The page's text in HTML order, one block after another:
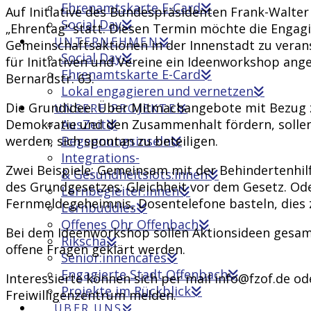
Ehrenamtskarte E-Card
Social Day
UNTERNEHMEN
Social Day
Ehrenamtskarte E-Card
Lokal engagieren und vernetzen
UNSERE PROJEKTE
AusZeit
Begegnungsinseln
Integrations-
& Gesundheitslots:innen
Lernbegleiter:innen
Lernbuddies
Offenes Ohr Offenbach
Rikscha
Senior:innencafés
Engagierte Stadt Offenbach
Projekte im Rückblick
Auf Initiative des Bundespräsidenten Frank-
„Ehrentag“ statt. Diesen Termin möchte die
Gemeinschaftsaktionen in der Innenstadt zu
für Initiativen und Vereine ein Ideenworkshop
Bernardstr. 63.
Die Grundidee: Über Mitmachangebote mit
Demokratie und den Zusammenhalt fördern,
werden, sich spontan zu beteiligen.
Zwei Beispiele: Gemeinsam mit der
des Grundgesetzes: Gleichheit vor dem Gesetz.
Fernmeldegeheimnis, Dosentelefone basteln,
Bei dem Ideenworkshop sollen Aktionsideen
offene Fragen geklärt werden.
Interessierte können sich per mail info@fzof.de
Freiwilligenzentrum melden.